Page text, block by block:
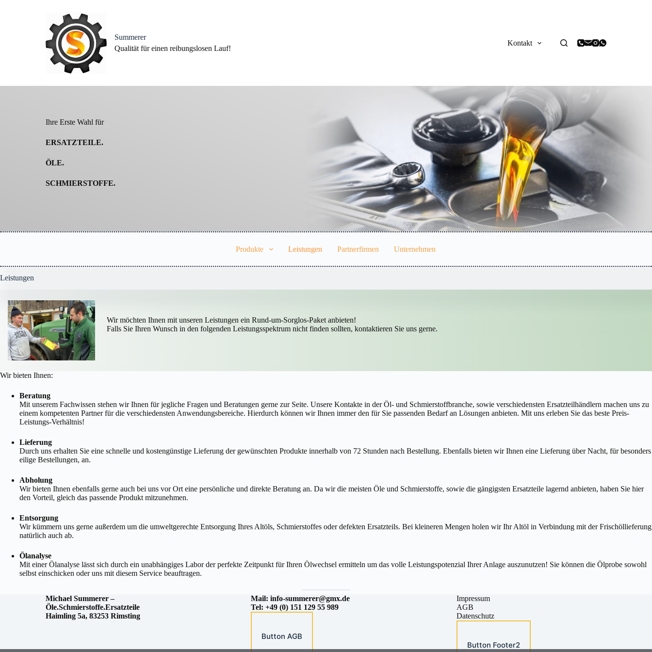
s
Summerer
Qualität für einen reibungslosen Lauf!
Kontakt
Ihre Erste Wahl für
ERSATZTEILE.
ÖLE.
SCHMIERSTOFFE.
Produkte Leistungen Partnerfirmen Unternehmen
Leistungen
Wir möchten Ihnen mit unseren Leistungen ein Rund-um-Sorglos-Paket anbieten!
Falls Sie Ihren Wunsch in den folgenden Leistungsspektrum nicht finden sollten, kontaktieren Sie uns gerne.
Wir bieten Ihnen:
Beratung
Mit unserem Fachwissen stehen wir Ihnen für jegliche Fragen und Beratungen gerne zur Seite. Unsere Kontakte in der Öl- und Schmierstoffbranche, sowie verschiedensten Ersatzteilhändlern machen uns zu
einem kompetenten Partner für die verschiedensten Anwendungsbereiche. Hierdurch können wir Ihnen immer den für Sie passenden Bedarf an Lösungen anbieten. Mit uns erleben Sie das beste Preis-
Leistungs-Verhältnis!
Lieferung
Durch uns erhalten Sie eine schnelle und kostengünstige Lieferung der gewünschten Produkte innerhalb von 72 Stunden nach Bestellung. Ebenfalls bieten wir Ihnen eine Lieferung über Nacht, für besonders
eilige Bestellungen, an.
Abholung
Wir bieten Ihnen ebenfalls gerne auch bei uns vor Ort eine persönliche und direkte Beratung an. Da wir die meisten Öle und Schmierstoffe, sowie die gängigsten Ersatzteile lagernd anbieten, haben Sie hier
den Vorteil, gleich das passende Produkt mitzunehmen.
Entsorgung
Wir kümmern uns gerne außerdem um die umweltgerechte Entsorgung Ihres Altöls, Schmierstoffes oder defekten Ersatzteils. Bei kleineren Mengen holen wir Ihr Altöl in Verbindung mit der Frischöllieferung
natürlich auch ab.
Ölanalyse
Mit einer Ölanalyse lässt sich durch ein unabhängiges Labor der perfekte Zeitpunkt für Ihren Ölwechsel ermitteln um das volle Leistungspotenzial Ihrer Anlage auszunutzen! Sie können die Ölprobe sowohl
selbst einschicken oder uns mit diesem Service beauftragen.
Michael Summerer –
Öle.Schmierstoffe.Ersatzteile
Haimling 5a, 83253 Rimsting
Mail:info-summerer@gmx.de
Tel: +49 (0) 151 129 55 989
Button AGB
Impressum
AGB
Datenschutz
Button Footer2